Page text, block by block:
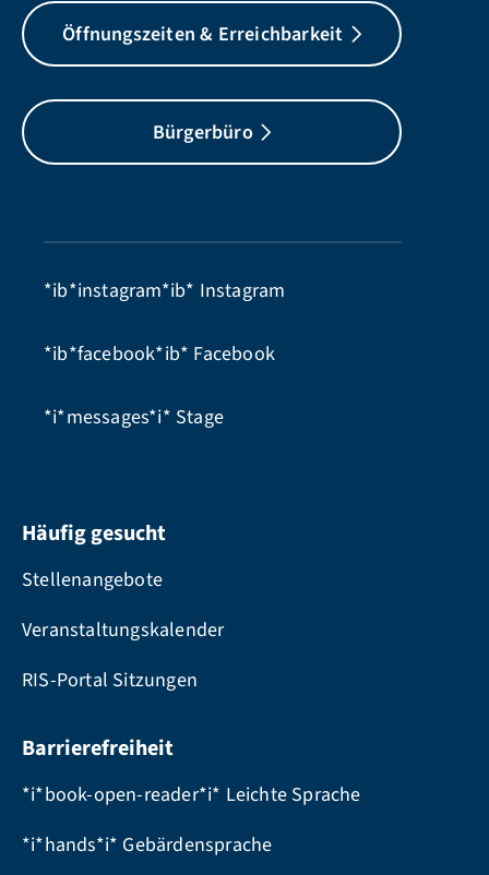
Öffnungszeiten & Erreichbarkeit
Bürgerbüro
*ib*instagram*ib* Instagram
*ib*facebook*ib* Facebook
*i*messages*i* Stage
Häufig gesucht
Stellenangebote
Veranstaltungskalender
RIS-Portal Sitzungen
Barrierefreiheit
*i*book-open-reader*i* Leichte Sprache
*i*hands*i* Gebärdensprache